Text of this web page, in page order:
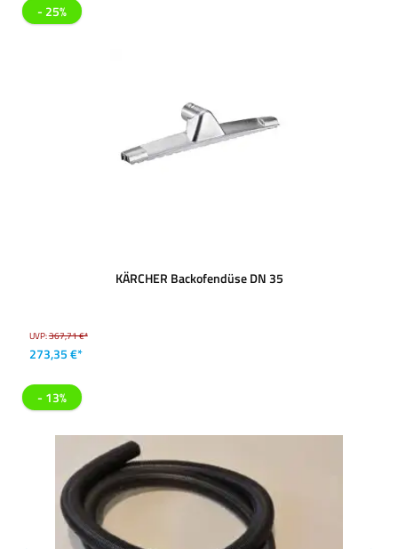
- 25%
KÄRCHER Backofendüse DN 35
UVP:367,71 €*
273,35 €*
- 13%